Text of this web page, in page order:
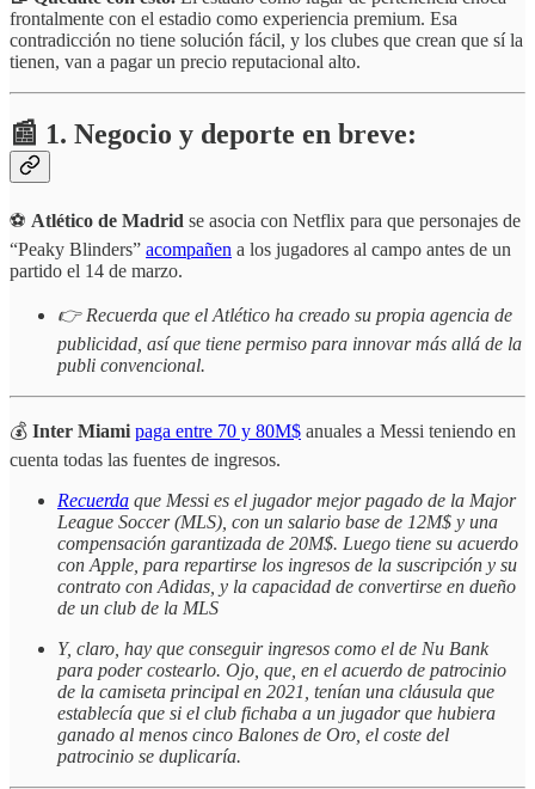
frontalmente con el estadio como experiencia premium. Esa
contradicción no tiene solución fácil, y los clubes que crean que sí la
tienen, van a pagar un precio reputacional alto.
📰 1. Negocio y deporte en breve:
⚽ Atlético de Madrid se asocia con Netflix para que personajes de
“Peaky Blinders” acompañen a los jugadores al campo antes de un
partido el 14 de marzo.
👉 Recuerda que el Atlético ha creado su propia agencia de
publicidad, así que tiene permiso para innovar más allá de la
publi convencional.
💰 Inter Miami paga entre 70 y 80M$ anuales a Messi teniendo en
cuenta todas las fuentes de ingresos.
Recuerda que Messi es el jugador mejor pagado de la Major
League Soccer (MLS), con un salario base de 12M$ y una
compensación garantizada de 20M$. Luego tiene su acuerdo
con Apple, para repartirse los ingresos de la suscripción y su
contrato con Adidas, y la capacidad de convertirse en dueño
de un club de la MLS
Y, claro, hay que conseguir ingresos como el de Nu Bank
para poder costearlo. Ojo, que, en el acuerdo de patrocinio
de la camiseta principal en 2021, tenían una cláusula que
establecía que si el club fichaba a un jugador que hubiera
ganado al menos cinco Balones de Oro, el coste del
patrocinio se duplicaría.